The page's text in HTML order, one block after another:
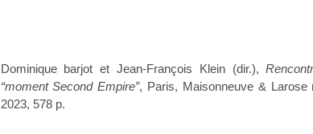
Dominique barjot et Jean-François Klein (dir.),
“moment Second Empire”, Paris, Maisonneuve & Larose
2023, 578 p.